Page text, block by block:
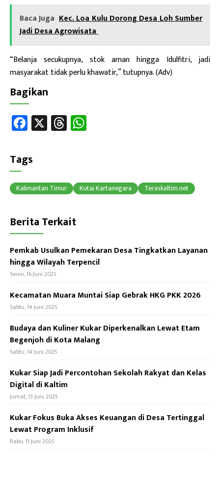
Baca Juga Kec. Loa Kulu Dorong Desa Loh Sumber
Jadi Desa Agrowisata
“Belanja secukupnya, stok aman hingga Idulfitri, jadi
masyarakat tidak perlu khawatir,” tutupnya. (Adv)
Bagikan
Fa
ce
b
o
ok
X T
hr
p
p
Tags
Kalimantan Timur Kutai Kartanegara Teraskaltim.net
Berita Terkait
Pemkab Usulkan Pemekaran Desa Tingkatkan Layanan
hingga Wilayah Terpencil
Senin, 16 Juni 2025
Kecamatan Muara Muntai Siap Gebrak HKG PKK 2026
Sabtu, 14 Juni 2025
Budaya dan Kuliner Kukar Diperkenalkan Lewat Etam
Begenjoh di Kota Malang
Sabtu, 14 Juni 2025
Kukar Siap Jadi Percontohan Sekolah Rakyat dan Kelas
Digital di Kaltim
Jumat, 13 Juni 2025
Kukar Fokus Buka Akses Keuangan di Desa Tertinggal
Lewat Program Inklusif
Rabu, 11 Juni 2025